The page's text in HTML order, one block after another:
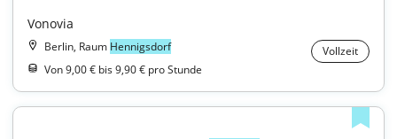
Vonovia
Berlin, Raum Hennigsdorf
Vollzeit
Von 9,00 € bis 9,90 € pro Stunde